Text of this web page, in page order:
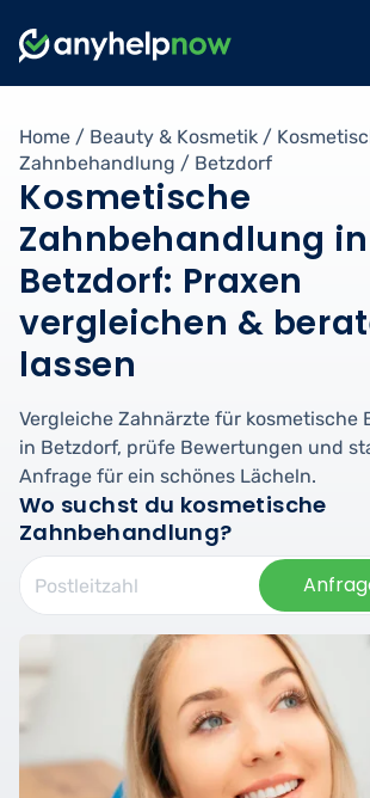
Home / Beauty & Kosmetik /
Zahnbehandlung / Betzdorf
Kosmetische
Zahnbehandlung in
Betzdorf: Praxen
vergleichen &
lassen
Vergleiche Zahnärzte für kosmetische
in Betzdorf, prüfe Bewertungen und
Anfrage für ein schönes Lächeln.
Wo suchst du kosmetische
Zahnbehandlung?